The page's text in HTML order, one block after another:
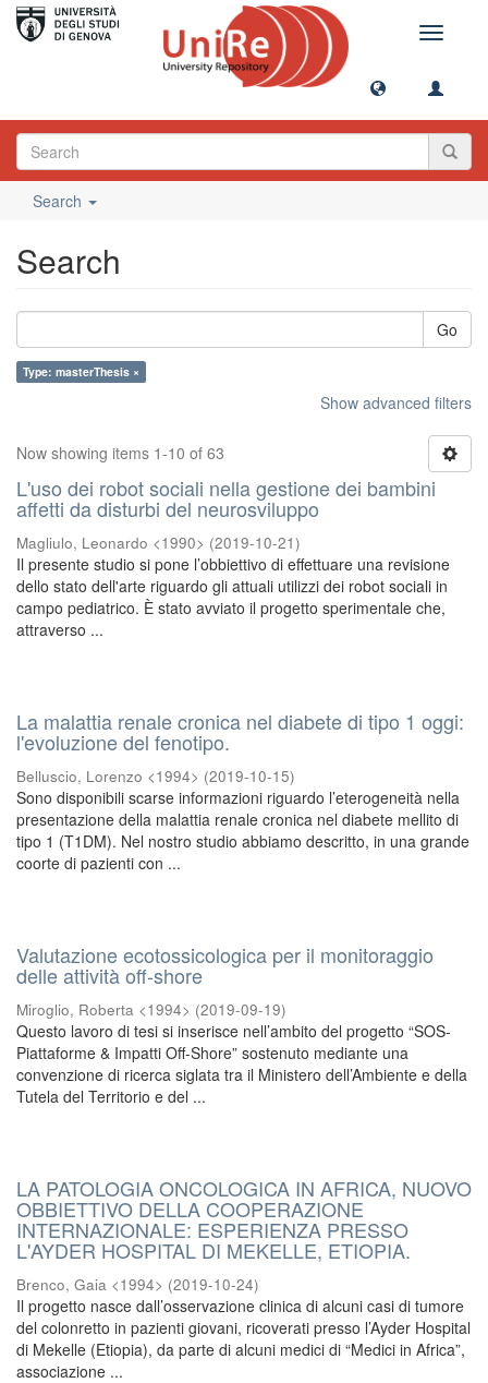
Toggle
Search
Search
Go
Type: masterThesis ×
Show advanced filters
Now showing items 1-10 of 63
L'uso dei robot sociali nella gestione dei bambini
affetti da disturbi del neurosviluppo
Magliulo, Leonardo <1990> (2019-10-21)
Il presente studio si pone l’obbiettivo di effettuare una revisione
dello stato dell'arte riguardo gli attuali utilizzi dei robot sociali in
campo pediatrico. È stato avviato il progetto sperimentale che,
attraverso ...
La malattia renale cronica nel diabete di tipo 1 oggi:
l'evoluzione del fenotipo.
Belluscio, Lorenzo <1994> (2019-10-15)
Sono disponibili scarse informazioni riguardo l’eterogeneità nella
presentazione della malattia renale cronica nel diabete mellito di
tipo 1 (T1DM). Nel nostro studio abbiamo descritto, in una grande
coorte di pazienti con ...
Valutazione ecotossicologica per il monitoraggio
delle attività off-shore
Miroglio, Roberta <1994> (2019-09-19)
Questo lavoro di tesi si inserisce nell’ambito del progetto “SOS-
Piattaforme & Impatti Off-Shore” sostenuto mediante una
convenzione di ricerca siglata tra il Ministero dell’Ambiente e della
Tutela del Territorio e del ...
LA PATOLOGIA ONCOLOGICA IN AFRICA, NUOVO
OBBIETTIVO DELLA COOPERAZIONE
INTERNAZIONALE: ESPERIENZA PRESSO
L'AYDER HOSPITAL DI MEKELLE, ETIOPIA.
Brenco, Gaia <1994> (2019-10-24)
Il progetto nasce dall’osservazione clinica di alcuni casi di tumore
del colonretto in pazienti giovani, ricoverati presso l’Ayder Hospital
di Mekelle (Etiopia), da parte di alcuni medici di “Medici in Africa”,
associazione ...